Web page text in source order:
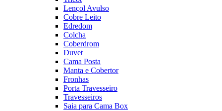
Lençol Avulso
Cobre Leito
Edredom
Colcha
Coberdrom
Duvet
Cama Posta
Manta e Cobertor
Fronhas
Porta Travesseiro
Travesseiros
Saia para Cama Box